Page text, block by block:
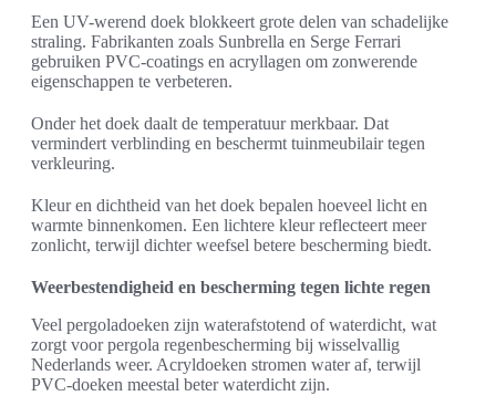
Een UV-werend doek blokkeert grote delen van schadelijke
straling. Fabrikanten zoals Sunbrella en Serge Ferrari
gebruiken PVC-coatings en acryllagen om zonwerende
eigenschappen te verbeteren.
Onder het doek daalt de temperatuur merkbaar. Dat
vermindert verblinding en beschermt tuinmeubilair tegen
verkleuring.
Kleur en dichtheid van het doek bepalen hoeveel licht en
warmte binnenkomen. Een lichtere kleur reflecteert meer
zonlicht, terwijl dichter weefsel betere bescherming biedt.
Weerbestendigheid en bescherming tegen lichte regen
Veel pergoladoeken zijn waterafstotend of waterdicht, wat
zorgt voor pergola regenbescherming bij wisselvallig
Nederlands weer. Acryldoeken stromen water af, terwijl
PVC-doeken meestal beter waterdicht zijn.